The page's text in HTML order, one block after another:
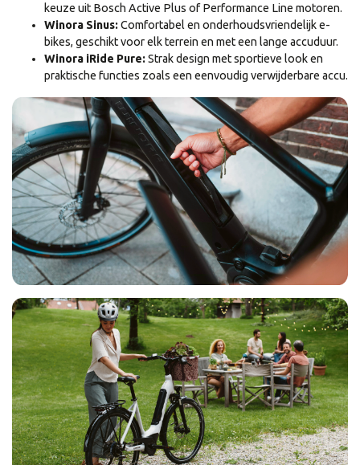
keuze uit Bosch Active Plus of Performance Line motoren.
Winora Sinus:Comfortabel en onderhoudsvriendelijk e-
bikes, geschikt voor elk terrein en met een lange accuduur.
Winora iRide Pure:Strak design met sportieve look en
praktische functies zoals een eenvoudig verwijderbare accu.